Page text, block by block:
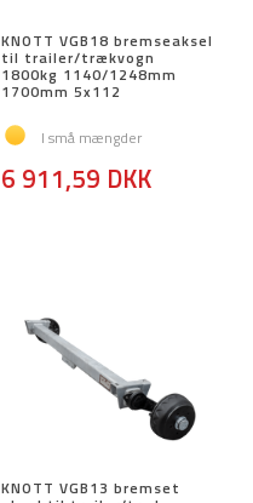
KNOTT VGB18 bremseaksel
til trailer/trækvogn
1800kg 1140/1248mm
1700mm 5x112
I små mængder
6 911,59 DKK
KNOTT VGB13 bremset